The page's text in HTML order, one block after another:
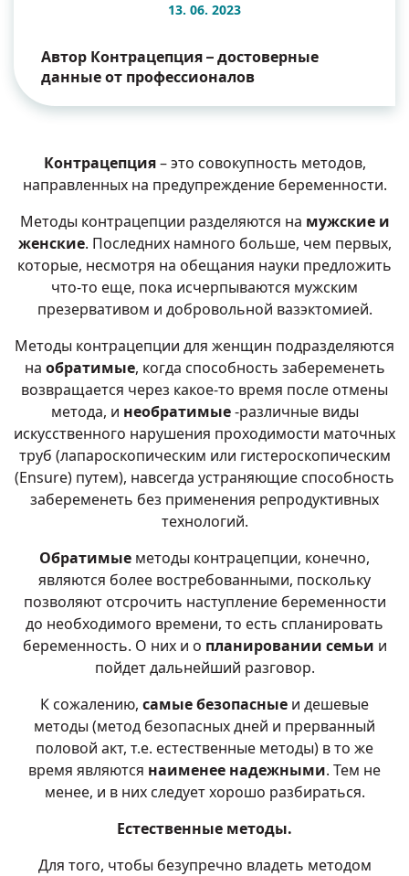
13. 06. 2023
Автор Контрацепция – достоверные
данные от профессионалов
Контрацепция– это совокупность методов,
направленных на предупреждение беременности.
Методы контрацепции разделяются на мужские и
женские. Последних намного больше, чем первых,
которые, несмотря на обещания науки предложить
что-то еще, пока исчерпываются мужским
презервативом и добровольной вазэктомией.
Методы контрацепции для женщин подразделяются
на обратимые, когда способность забеременеть
возвращается через какое-то время после отмены
метода, и необратимые-различные виды
искусственного нарушения проходимости маточных
труб (лапароскопическим или гистероскопическим
(Ensure) путем), навсегда устраняющие способность
забеременеть без применения репродуктивных
технологий.
Обратимые методы контрацепции, конечно,
являются более востребованными, поскольку
позволяют отсрочить наступление беременности
до необходимого времени, то есть спланировать
беременность. О них и о планировании семьи и
пойдет дальнейший разговор.
К сожалению, самые безопасные и дешевые
методы (метод безопасных дней и прерванный
половой акт, т.е. естественные методы) в то же
время являются наименее надежными. Тем не
менее, и в них следует хорошо разбираться.
Естественные методы.
Для того, чтобы безупречно владеть методом